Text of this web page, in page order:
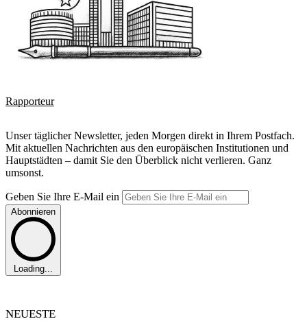
Rapporteur
Unser täglicher Newsletter, jeden Morgen direkt in Ihrem Postfach.
Mit aktuellen Nachrichten aus den europäischen Institutionen und
Hauptstädten – damit Sie den Überblick nicht verlieren. Ganz
umsonst.
Geben Sie Ihre E-Mail ein
Abonnieren
Loading...
NEUESTE